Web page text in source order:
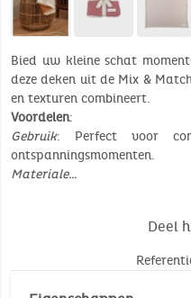
Bied uw kleine schat
deze deken uit de Mix &
en texturen combineert.
Voordelen:
Gebruik: Perfect voor
ontspanningsmomenten.
Materiale…
Deel